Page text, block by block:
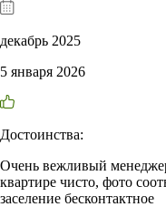
декабрь 2025
5 января 2026
Достоинства:
Очень вежливый
квартире чисто, фото
заселение бесконтактное